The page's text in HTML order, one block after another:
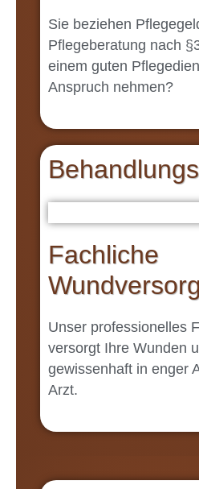
Sie beziehen
Pflegeberatung nach
einem guten
Anspruch nehmen?
Fachliche
Unser professionelles
versorgt Ihre Wunden
gewissenhaft in enger
Arzt.